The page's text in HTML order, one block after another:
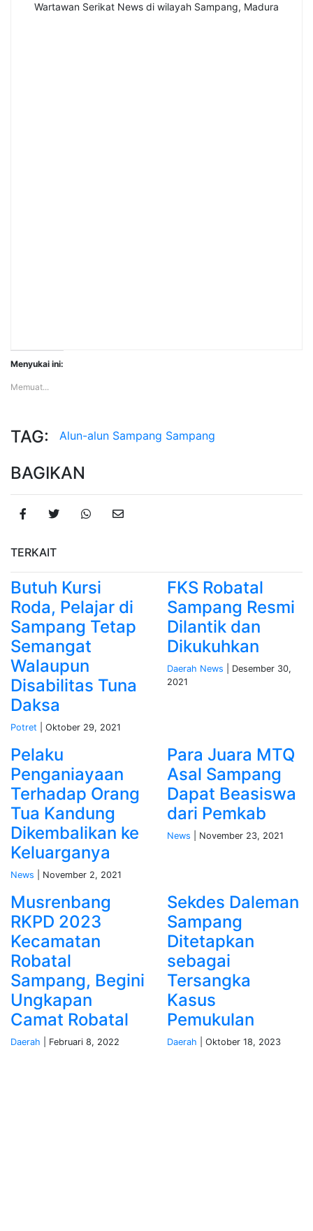
Wartawan Serikat News di wilayah Sampang, Madura
Menyukai ini:
Memuat...
TAG: Alun-alun Sampang Sampang
BAGIKAN
TERKAIT
Butuh Kursi
Roda, Pelajar di
Sampang Tetap
Semangat
Walaupun
Disabilitas Tuna
Daksa
Potret | Oktober 29, 2021
FKS Robatal
Sampang Resmi
Dilantik dan
Dikukuhkan
Daerah News | Desember 30,
2021
Pelaku
Penganiayaan
Terhadap Orang
Tua Kandung
Dikembalikan ke
Keluarganya
News | November 2, 2021
Para Juara MTQ
Asal Sampang
Dapat Beasiswa
dari Pemkab
News | November 23, 2021
Musrenbang
RKPD 2023
Kecamatan
Robatal
Sampang, Begini
Ungkapan
Camat Robatal
Daerah | Februari 8, 2022
Sekdes Daleman
Sampang
Ditetapkan
sebagai
Tersangka
Kasus
Pemukulan
Daerah | Oktober 18, 2023